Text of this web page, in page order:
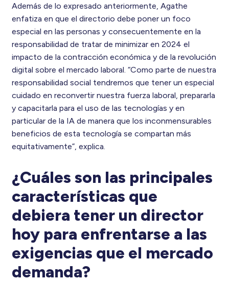
Además de lo expresado anteriormente, Agathe
enfatiza en que el directorio debe poner un foco
especial en las personas y consecuentemente en la
responsabilidad de tratar de minimizar en 2024 el
impacto de la contracción económica y de la revolución
digital sobre el mercado laboral. “Como parte de nuestra
responsabilidad social tendremos que tener un especial
cuidado en reconvertir nuestra fuerza laboral, prepararla
y capacitarla para el uso de las tecnologías y en
particular de la IA de manera que los inconmensurables
beneficios de esta tecnología se compartan más
equitativamente”, explica.
¿Cuáles son las principales
características que
debiera tener un director
hoy para enfrentarse a las
exigencias que el mercado
demanda?